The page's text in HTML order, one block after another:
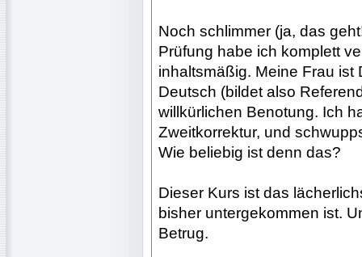
Noch schlimmer (ja, das
Prüfung habe ich komplett
inhaltsmäßig. Meine Frau ist
Deutsch (bildet also
willkürlichen Benotung. Ich
Zweitkorrektur, und
Wie beliebig ist denn das?
Dieser Kurs ist das
bisher untergekommen ist.
Betrug.